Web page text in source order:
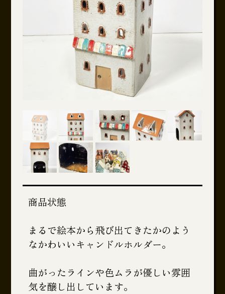
商品状態
まるで絵本から飛び出てきたかのよう
なかわいいキャンドルホルダー。
曲がったラインや色ムラが優しい雰囲
気を醸し出しています。